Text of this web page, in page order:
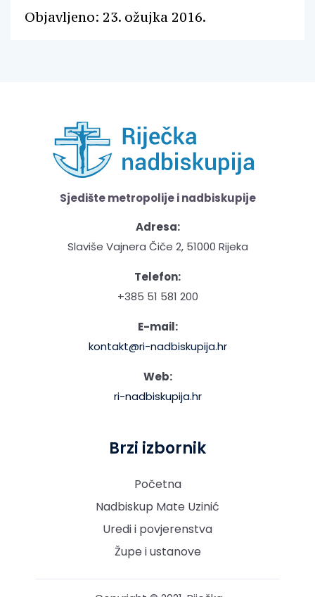
Objavljeno: 23. ožujka 2016.
Sjedište metropolije i nadbiskupije
Adresa:
Slaviše Vajnera Čiče 2, 51000 Rijeka
Telefon:
+385 51 581 200
E-mail:
kontakt@ri-nadbiskupija.hr
Web:
ri-nadbiskupija.hr
Brzi izbornik
Početna
Nadbiskup Mate Uzinić
Uredi i povjerenstva
Župe i ustanove